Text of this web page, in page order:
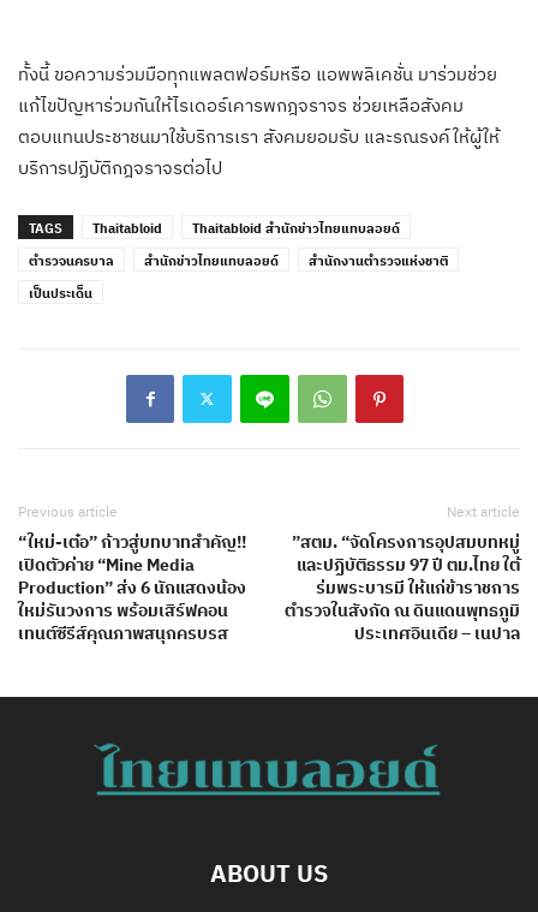
ทั้งนี้ ขอความร่วมมือทุกแพลตฟอร์มหรือ แอพพลิเคชั่น มาร่วมช่วย
แก้ไขปัญหาร่วมกันให้ไรเดอร์เคารพกฎจราจร ช่วยเหลือสังคม
ตอบแทนประชาชนมาใช้บริการเรา สังคมยอมรับ และรณรงค์ให้ผู้ให้
บริการปฏิบัติกฎจราจรต่อไป
TAGS Thaitabloid
Thaitabloid สำนักข่าวไทยแทบลอยด์
ตำรวจนครบาล
สำนักข่าวไทยแทบลอยด์
สำนักงานตำรวจแห่งชาติ
เป็นประเด็น
Previous article
“ใหม่-เต๋อ” ก้าวสู่บทบาทสำคัญ!!
เปิดตัวค่าย “Mine Media
Production” ส่ง 6 นักแสดงน้อง
ใหม่รันวงการ พร้อมเสิร์ฟคอน
เทนต์ซีรีส์คุณภาพสนุกครบรส
Next article
”สตม. “จัดโครงการอุปสมบทหมู่
และปฏิบัติธรรม 97 ปี ตม.ไทย ใต้
ร่มพระบารมี ให้แก่ข้าราชการ
ตำรวจในสังกัด ณ ดินแดนพุทธภูมิ
ประเทศอินเดีย – เนปาล
ABOUT US